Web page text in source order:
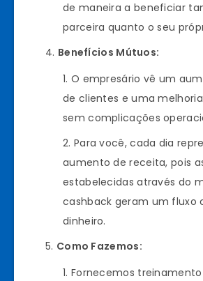
de maneira a beneficiar
parceira quanto o seu
Benefícios Mútuos:
O empresário vê um
de clientes e uma
sem complicações
Para você, cada dia
aumento de receita, pois
estabelecidas através do
cashback geram um fluxo
dinheiro.
Como Fazemos:
Fornecemos